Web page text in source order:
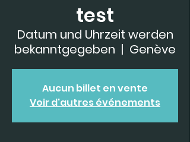
test
Datum und Uhrzeit werden
bekanntgegeben
  |
Genève
Aucun billet en vente
Voir d'autres événements